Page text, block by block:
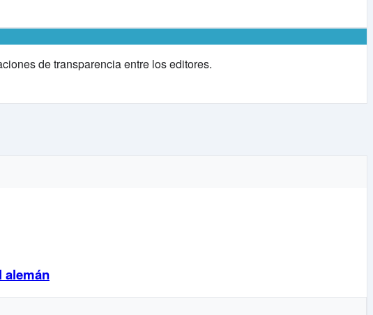
de transparencia entre los editores.
alemán